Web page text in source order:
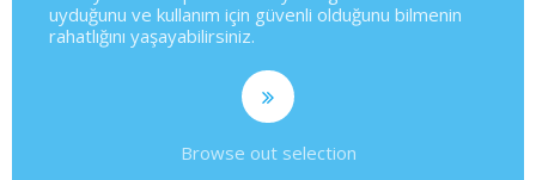
uyduğunu ve kullanım için güvenli olduğunu bilmenin
rahatlığını yaşayabilirsiniz.
Browse out selection